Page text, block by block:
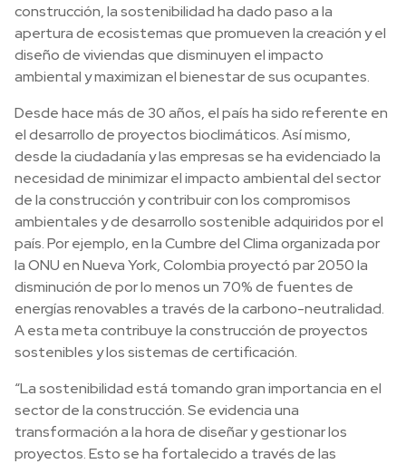
construcción, la sostenibilidad ha dado paso a la
apertura de ecosistemas que promueven la creación y el
diseño de viviendas que disminuyen el impacto
ambiental y maximizan el bienestar de sus ocupantes.
Desde hace más de 30 años, el país ha sido referente en
el desarrollo de proyectos bioclimáticos. Así mismo,
desde la ciudadanía y las empresas se ha evidenciado la
necesidad de minimizar el impacto ambiental del sector
de la construcción y contribuir con los compromisos
ambientales y de desarrollo sostenible adquiridos por el
país. Por ejemplo, en la Cumbre del Clima organizada por
la ONU en Nueva York, Colombia proyectó par 2050 la
disminución de por lo menos un 70% de fuentes de
energías renovables a través de la carbono-neutralidad.
A esta meta contribuye la construcción de proyectos
sostenibles y los sistemas de certificación.
“La sostenibilidad está tomando gran importancia en el
sector de la construcción. Se evidencia una
transformación a la hora de diseñar y gestionar los
proyectos. Esto se ha fortalecido a través de las